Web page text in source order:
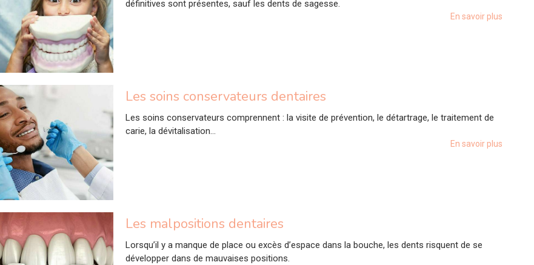
définitives sont présentes, sauf les dents de sagesse.
En savoir plus
Les soins conservateurs dentaires
Les soins conservateurs comprennent : la visite de prévention, le détartrage, le traitement de
carie, la dévitalisation...
En savoir plus
Les malpositions dentaires
Lorsqu’il y a manque de place ou excès d’espace dans la bouche, les dents risquent de se
développer dans de mauvaises positions.